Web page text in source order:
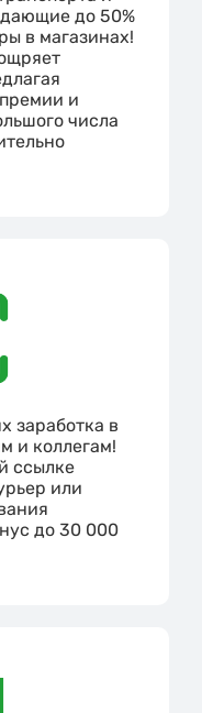
до 50%
в магазинах!
и
числа
заработка в
и коллегам!
ссылке
или
до 30 000